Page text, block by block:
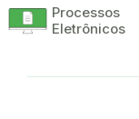
Processos
Eletrônicos